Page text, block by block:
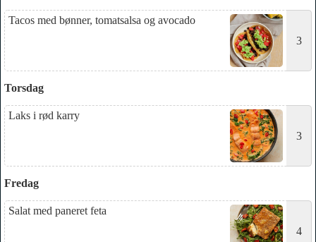
Tacos med bønner, tomatsalsa og avocado
3
Torsdag
Laks i rød karry
3
Fredag
Salat med paneret feta
4